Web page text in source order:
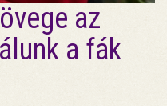
az
a fák